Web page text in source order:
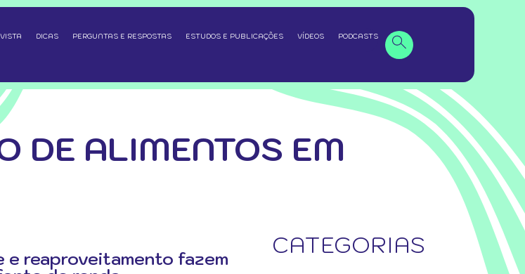
DICAS PERGUNTAS E RESPOSTAS ESTUDOS E PUBLICAÇÕES VÍDEOS PODCASTS
DE ALIMENTOS EM
e reaproveitamento fazem CATEGORIAS